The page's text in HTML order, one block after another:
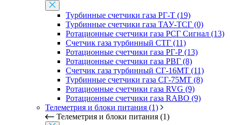
Турбинные счетчики газа РГ-Т (19)
Турбинные счетчики газа ТАУ-ТСГ (0)
Ротационные счетчики газа РСГ Сигнал (13)
Счетчик газа турбинный СТГ (11)
Ротационные счетчики газа РГ-Р (13)
Ротационные счетчики газа РВГ (8)
Счетчик газа турбинный СГ-16МТ (11)
Турбинные счетчики газа СГ-75МТ (8)
Ротационные счетчики газа RVG (9)
Ротационные счетчики газа RABO (9)
Телеметрия и блоки питания (1)
Телеметрия и блоки питания (1)